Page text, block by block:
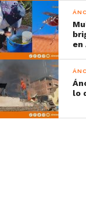
en
lo